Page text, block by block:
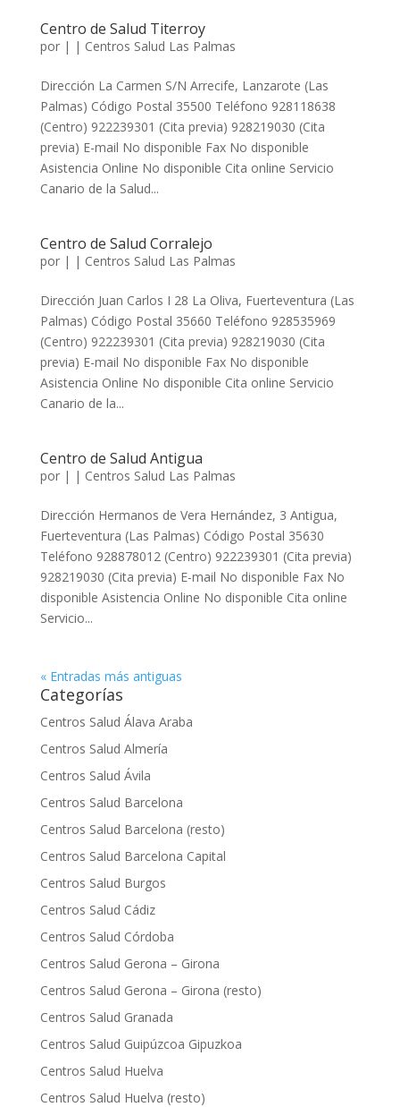
Centro de Salud Titerroy
por | | Centros Salud Las Palmas
Dirección La Carmen S/N Arrecife, Lanzarote (Las
Palmas) Código Postal 35500 Teléfono 928118638
(Centro) 922239301 (Cita previa) 928219030 (Cita
previa) E-mail No disponible Fax No disponible
Asistencia Online No disponible Cita online Servicio
Canario de la Salud...
Centro de Salud Corralejo
por | | Centros Salud Las Palmas
Dirección Juan Carlos I 28 La Oliva, Fuerteventura (Las
Palmas) Código Postal 35660 Teléfono 928535969
(Centro) 922239301 (Cita previa) 928219030 (Cita
previa) E-mail No disponible Fax No disponible
Asistencia Online No disponible Cita online Servicio
Canario de la...
Centro de Salud Antigua
por | | Centros Salud Las Palmas
Dirección Hermanos de Vera Hernández, 3 Antigua,
Fuerteventura (Las Palmas) Código Postal 35630
Teléfono 928878012 (Centro) 922239301 (Cita previa)
928219030 (Cita previa) E-mail No disponible Fax No
disponible Asistencia Online No disponible Cita online
Servicio...
« Entradas más antiguas
Categorías
Centros Salud Álava Araba
Centros Salud Almería
Centros Salud Ávila
Centros Salud Barcelona
Centros Salud Barcelona (resto)
Centros Salud Barcelona Capital
Centros Salud Burgos
Centros Salud Cádiz
Centros Salud Córdoba
Centros Salud Gerona – Girona
Centros Salud Gerona – Girona (resto)
Centros Salud Granada
Centros Salud Guipúzcoa Gipuzkoa
Centros Salud Huelva
Centros Salud Huelva (resto)